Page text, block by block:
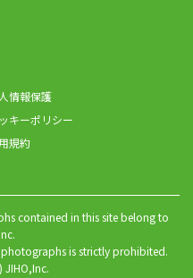
情報保護
キーポリシー
規約
contained in this site belong to
is strictly prohibited.
JIHO,Inc.